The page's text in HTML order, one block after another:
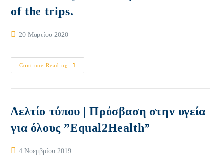
of the trips.
Post20 Μαρτίου 2020
Continue Reading
A
Reprieve
Observatory
The
Implementation
The
Trips.
Δελτίο τύπου | Πρόσβαση στην υγεία
για όλους ”Equal2Health”
Post4 Νοεμβρίου 2019